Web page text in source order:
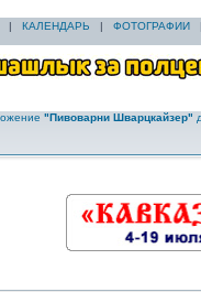
| КАЛЕНДАРЬ | ФОТОГРАФИИ
"Пивоварни Шварцкайзер"